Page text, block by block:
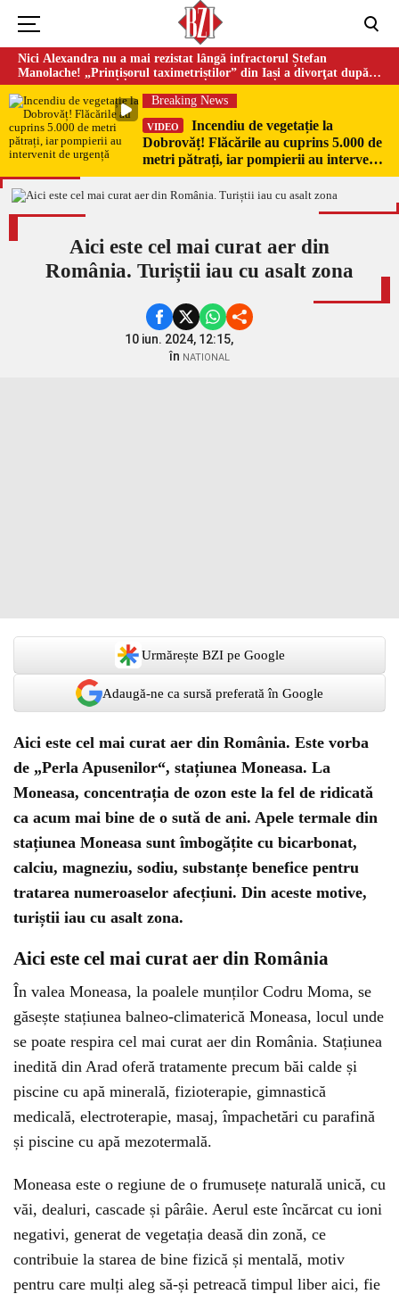
Nici Alexandra nu a mai rezistat lângă infractorul Ștefan
Manolache! „Prințișorul taximetriștilor” din Iași a divorţat după
doi ani de căsnicie
Breaking News
VIDEO
Incendiu de vegetație la
Dobrovăț! Flăcările au cuprins 5.000 de
metri pătrați, iar pompierii au intervenit
de urgență
Aici este cel mai curat aer din
România. Turiștii iau cu asalt zona
10 iun. 2024, 12:15,
în NATIONAL
Urmărește BZI pe Google
Adaugă-ne ca sursă preferată în Google
Aici este cel mai curat aer din România. Este vorba
de „Perla Apusenilor“, stațiunea Moneasa. La
Moneasa, concentrația de ozon este la fel de ridicată
ca acum mai bine de o sută de ani. Apele termale din
stațiunea Moneasa sunt îmbogățite cu bicarbonat,
calciu, magneziu, sodiu, substanțe benefice pentru
tratarea numeroaselor afecțiuni. Din aceste motive,
turiștii iau cu asalt zona.
Aici este cel mai curat aer din România
În valea Moneasa, la poalele munților Codru Moma, se
găsește stațiunea balneo-climaterică Moneasa, locul unde
se poate respira cel mai curat aer din România. Stațiunea
inedită din Arad oferă tratamente precum băi calde și
piscine cu apă minerală, fizioterapie, gimnastică
medicală, electroterapie, masaj, împachetări cu parafină
și piscine cu apă mezotermală.
Moneasa este o regiune de o frumusețe naturală unică, cu
văi, dealuri, cascade și pârâie. Aerul este încărcat cu ioni
negativi, generat de vegetația deasă din zonă, ce
contribuie la starea de bine fizică și mentală, motiv
pentru care mulți aleg să-și petreacă timpul liber aici, fie